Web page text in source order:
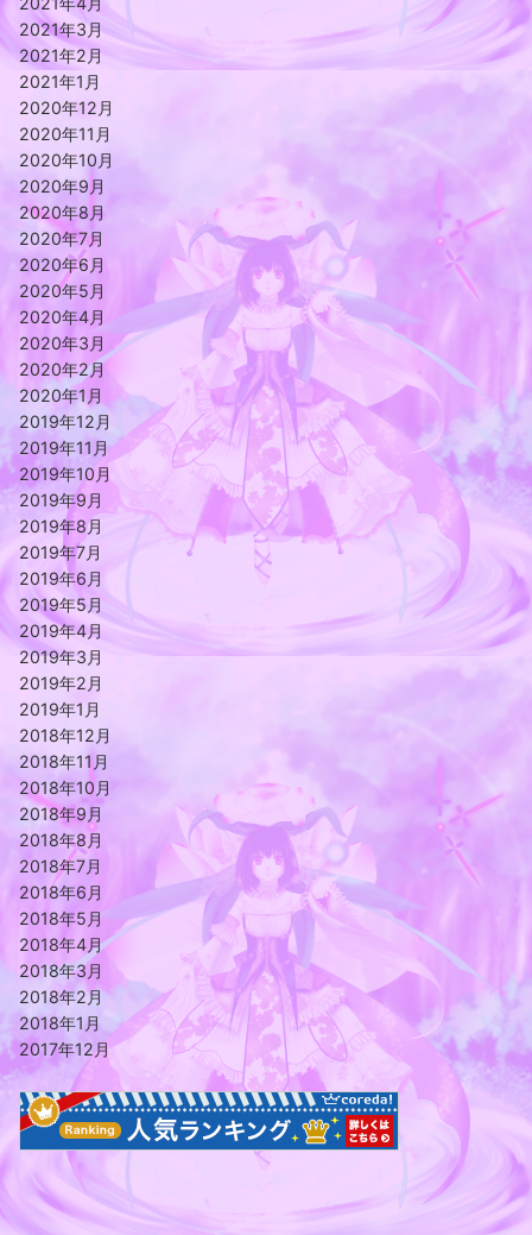
2021年3月
2021年2月
2021年1月
2020年12月
2020年11月
2020年10月
2020年9月
2020年8月
2020年7月
2020年6月
2020年5月
2020年4月
2020年3月
2020年2月
2020年1月
2019年12月
2019年11月
2019年10月
2019年9月
2019年8月
2019年7月
2019年6月
2019年5月
2019年4月
2019年3月
2019年2月
2019年1月
2018年12月
2018年11月
2018年10月
2018年9月
2018年8月
2018年7月
2018年6月
2018年5月
2018年4月
2018年3月
2018年2月
2018年1月
2017年12月